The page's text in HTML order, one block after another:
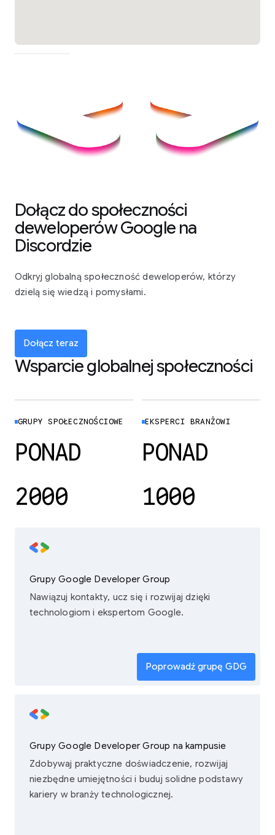
Dołącz do społeczności
deweloperów Google na
Discordzie
Odkryj globalną społeczność deweloperów, którzy
dzielą się wiedzą i pomysłami.
Dołącz teraz
Wsparcie globalnej społeczności
GRUPY SPOŁECZNOŚCIOWE
PONAD
2000
EKSPERCI BRANŻOWI
PONAD
1000
Grupy Google Developer Group
Nawiązuj kontakty, ucz się i rozwijaj dzięki
technologiom i ekspertom Google.
Poprowadź grupę GDG
Grupy Google Developer Group na kampusie
Zdobywaj praktyczne doświadczenie, rozwijaj
niezbędne umiejętności i buduj solidne podstawy
kariery w branży technologicznej.